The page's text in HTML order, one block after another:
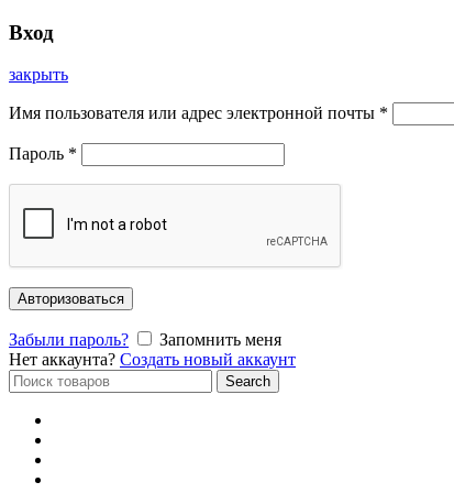
Вход
закрыть
Имя пользователя или адрес электронной почты *
Пароль *
Авторизоваться
Забыли пароль?
Запомнить меня
Нет аккаунта? Создать новый аккаунт
Search
for:
Search